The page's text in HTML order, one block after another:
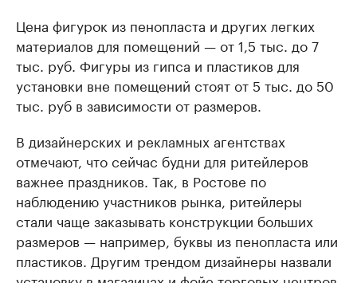
Цена фигурок из пенопласта и других легких
материалов для помещений — от 1,5 тыс. до 7
тыс. руб. Фигуры из гипса и пластиков для
установки вне помещений стоят от 5 тыс. до 50
тыс. руб в зависимости от размеров.
В дизайнерских и рекламных агентствах
отмечают, что сейчас будни для ритейлеров
важнее праздников. Так, в Ростове по
наблюдению участников рынка, ритейлеры
стали чаще заказывать конструкции больших
размеров — например, буквы из пенопласта или
пластиков. Другим трендом дизайнеры назвали